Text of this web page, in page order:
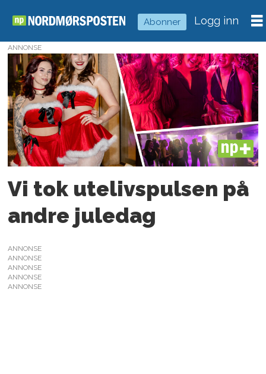
Abonner Logg inn
Tag:
under
bar
ANNONSE
PLUS
Vi tok utelivspulsen på
andre juledag
ANNONSE
ANNONSE
ANNONSE
ANNONSE
ANNONSE